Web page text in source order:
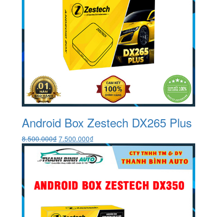
Android Box Zestech DX265 Plus
8.500.000₫ Giá
gốc
là:
8.500.000₫.
7.500.000₫Giá
hiện
tại